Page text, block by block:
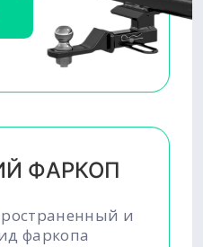
ФАРКОП
и
фаркопа